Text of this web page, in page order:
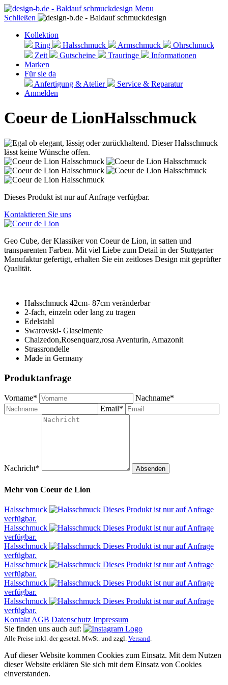
Menu
Schließen
Kollektion
Ring
Halsschmuck Armschmuck
Ohrschmuck
Zeit
Gutscheine Trauringe
Informationen
Marken
Für sie da
Anfertigung & Atelier
Service & Reparatur
Anmelden
Coeur de LionHalsschmuck
Dieses Produkt ist nur auf Anfrage verfügbar.
Kontaktieren Sie uns
Geo Cube, der Klassiker von Coeur de Lion, in satten und
transparenten Farben. Mit viel Liebe zum Detail in der Stuttgarter
Manufaktur gefertigt, erhalten Sie ein zeitloses Design mit geprüfter
Qualität.
Halsschmuck 42cm- 87cm veränderbar
2-fach, einzeln oder lang zu tragen
Edelstahl
Swarovski- Glaselmente
Chalzedon,Rosenquarz,rosa Aventurin, Amazonit
Strassrondelle
Made in Germany
Produktanfrage
Vorname*
Nachname*
Email*
Nachricht* Absenden
Mehr von Coeur de Lion
Halsschmuck
Dieses Produkt ist nur auf Anfrage
verfügbar.
Halsschmuck
Dieses Produkt ist nur auf Anfrage
verfügbar.
Halsschmuck
Dieses Produkt ist nur auf Anfrage
verfügbar.
Halsschmuck
Dieses Produkt ist nur auf Anfrage
verfügbar.
Halsschmuck
Dieses Produkt ist nur auf Anfrage
verfügbar.
Halsschmuck
Dieses Produkt ist nur auf Anfrage
verfügbar.
Kontakt AGB Datenschutz Impressum
Sie finden uns auch auf:
Alle Preise inkl. der gesetzl. MwSt. und zzgl. Versand
Auf dieser Website kommen Cookies zum Einsatz. Mit dem Nutzen
dieser Website erklären Sie sich mit dem Einsatz von Cookies
einverstanden.